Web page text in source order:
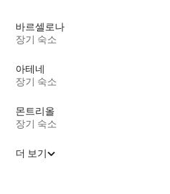
바르셀로나
장기 숙소
아테네
장기 숙소
몬트리올
장기 숙소
더 보기